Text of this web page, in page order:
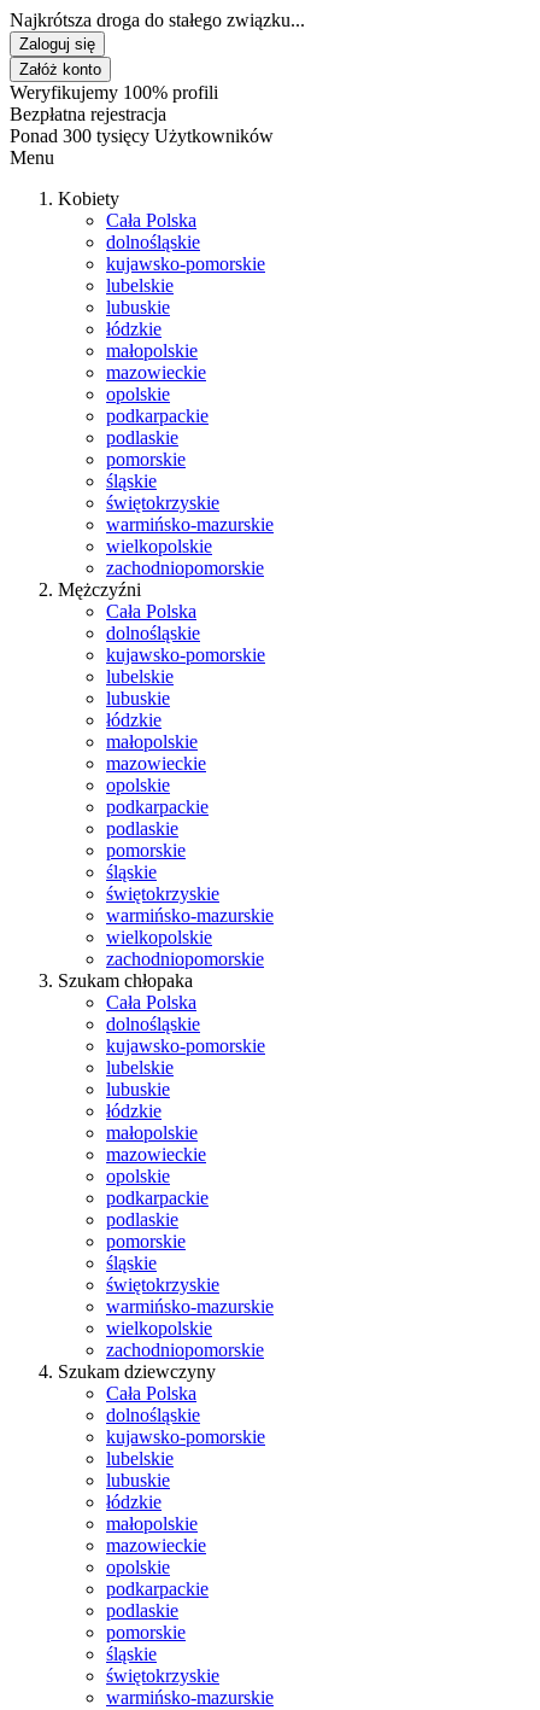
Najkrótsza droga do stałego związku...
Zaloguj się
Załóż konto
Weryfikujemy 100% profili
Bezpłatna rejestracja
Ponad 300 tysięcy Użytkowników
Menu
Kobiety
Cała Polska
dolnośląskie
kujawsko-pomorskie
lubelskie
lubuskie
łódzkie
małopolskie
mazowieckie
opolskie
podkarpackie
podlaskie
pomorskie
śląskie
świętokrzyskie
warmińsko-mazurskie
wielkopolskie
zachodniopomorskie
Mężczyźni
Cała Polska
dolnośląskie
kujawsko-pomorskie
lubelskie
lubuskie
łódzkie
małopolskie
mazowieckie
opolskie
podkarpackie
podlaskie
pomorskie
śląskie
świętokrzyskie
warmińsko-mazurskie
wielkopolskie
zachodniopomorskie
Szukam chłopaka
Cała Polska
dolnośląskie
kujawsko-pomorskie
lubelskie
lubuskie
łódzkie
małopolskie
mazowieckie
opolskie
podkarpackie
podlaskie
pomorskie
śląskie
świętokrzyskie
warmińsko-mazurskie
wielkopolskie
zachodniopomorskie
Szukam dziewczyny
Cała Polska
dolnośląskie
kujawsko-pomorskie
lubelskie
lubuskie
łódzkie
małopolskie
mazowieckie
opolskie
podkarpackie
podlaskie
pomorskie
śląskie
świętokrzyskie
warmińsko-mazurskie